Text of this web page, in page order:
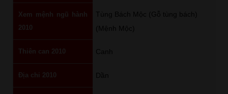
Xem mệnh ngũ hành
2010
Tùng Bách Mộc (Gỗ tùng bách)
(Mệnh Mộc)
Thiên can 2010 Canh
Địa chi 2010 Dần